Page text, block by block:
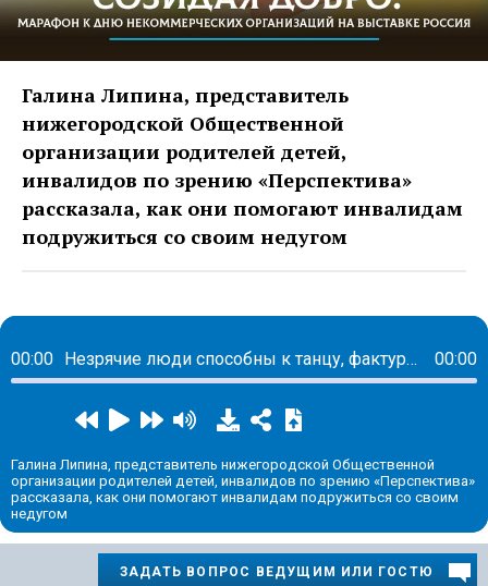
Галина Липина, представитель
нижегородской Общественной
организации родителей детей,
инвалидов по зрению «Перспектива»
рассказала, как они помогают инвалидам
подружиться со своим недугом
00:00 Незрячие люди способны к танцу, фактурной живописи и к любому творчеству 00:00
Галина Липина, представитель нижегородской Общественной
организации родителей детей, инвалидов по зрению «Перспектива»
рассказала, как они помогают инвалидам подружиться со своим
недугом
ЗАДАТЬ ВОПРОС ВЕДУЩИМ ИЛИ ГОСТЮ